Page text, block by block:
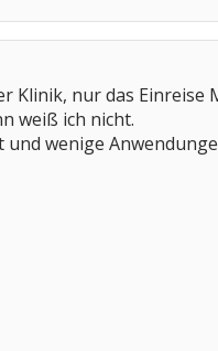
Klinik, nur das
weiß ich nicht.
wenige